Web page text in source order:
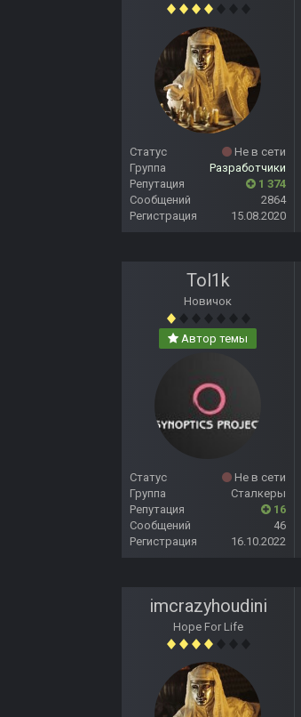
Статус
Не в сети
Группа
Разработчики
Репутация
1 374
Сообщений
2864
Регистрация
15.08.2020
Tol1k
Новичок
Автор темы
Статус
Не в сети
Группа
Сталкеры
Репутация
16
Сообщений
46
Регистрация
16.10.2022
imcrazyhoudini
Hope For Life